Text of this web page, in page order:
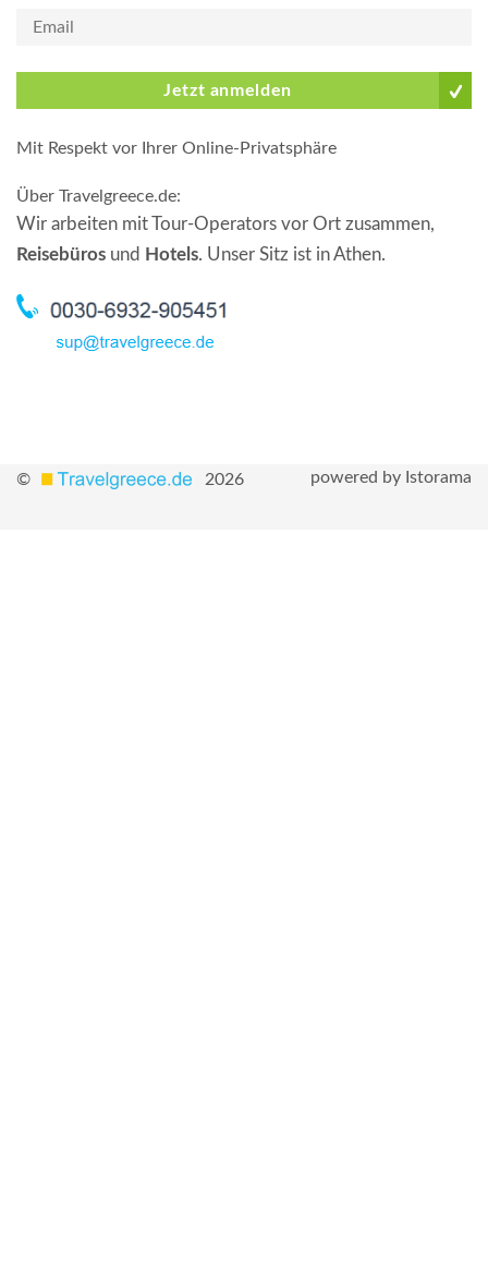
Jetzt anmelden
Mit Respekt vor Ihrer Online-Privatsphäre
Über Travelgreece.de:
Wir arbeiten mit Tour-Operators vor Ort zusammen,
Reisebüros und Hotels. Unser Sitz ist in Athen.
© 2026 powered by Istorama